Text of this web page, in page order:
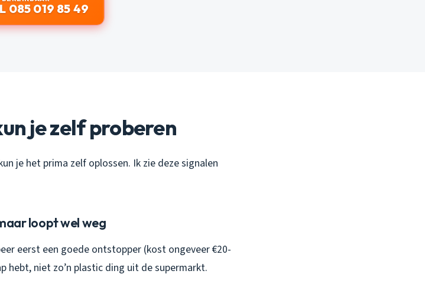
085 019 85 49
je zelf proberen
je het prima zelf oplossen. Ik zie deze signalen
loopt wel weg
eerst een goede ontstopper (kost ongeveer €20-
hebt, niet zo’n plastic ding uit de supermarkt.